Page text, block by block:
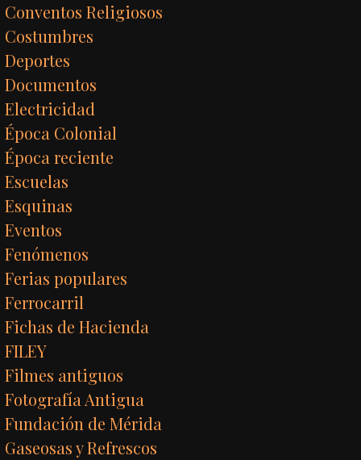
Conventos Religiosos
Costumbres
Deportes
Documentos
Electricidad
Época Colonial
Época reciente
Escuelas
Esquinas
Eventos
Fenómenos
Ferias populares
Ferrocarril
Fichas de Hacienda
FILEY
Filmes antiguos
Fotografía Antigua
Fundación de Mérida
Gaseosas y Refrescos